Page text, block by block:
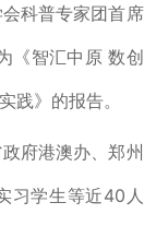
科普专家团首席
《智汇中原 数创
》的报告。
府港澳办、郑州
习学生等近40人